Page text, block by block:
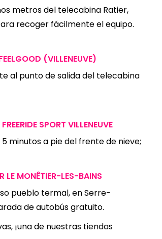
metros del telecabina Ratier,
recoger fácilmente el equipo.
(VILLENEUVE)
al punto de salida del telecabina
SPORT VILLENEUVE
minutos a pie del frente de nieve;
LE MONÊTIER-LES-BAINS
pueblo termal, en Serre-
de autobús gratuito.
¡una de nuestras tiendas